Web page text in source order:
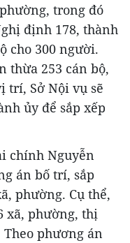
trong đó
định 178, thành
cho 300 người.
thừa 253 cán bộ,
trí, Sở Nội vụ sẽ
ủy để sắp xếp
chính Nguyễn
án bố trí, sắp
phường. Cụ thể,
xã, phường, thị
phương án